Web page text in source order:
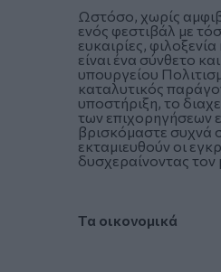
Ωστόσο, χωρίς
ενός φεστιβάλ με
ευκαιρίες,
είναι ένα σύνθετο
υπουργείου
καταλυτικός
υποστήριξη, το
των επιχορηγήσεων
βρισκόμαστε συχνά
εκταμιευθούν οι
δυσχεραίνοντας
Τα οικονομικά